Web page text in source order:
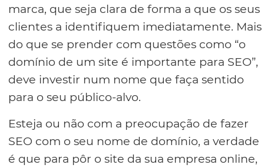
marca, que seja clara de forma a que os seus
clientes a identifiquem imediatamente. Mais
do que se prender com questões como “o
domínio de um site é importante para SEO”,
deve investir num nome que faça sentido
para o seu público-alvo.
Esteja ou não com a preocupação de fazer
SEO com o seu nome de domínio, a verdade
é que para pôr o site da sua empresa online,